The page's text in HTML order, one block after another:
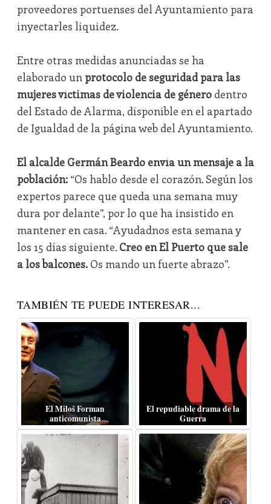
proveedores portuenses del Ayuntamiento para
inyectarles liquidez.
Entre otras medidas anunciadas se ha
elaborado un protocolo de seguridad para las
mujeres víctimas de violencia de génerodentro
del Estado de Alarma, disponible en el apartado
de Igualdad de la página web del Ayuntamiento.
El alcalde Germán Beardo envía un mensaje a la
población:“Os hablo desde el corazón. Según los
expertos parece que queda una semana muy
dura por delante”, por lo que ha insistido en
mantener en casa. “Ayudadnos esta semana y
los 15 días siguiente. Creo en El Puerto que sale
a los balcones.Os mando un fuerte abrazo”.
TAMBIÉN TE PUEDE INTERESAR...
El Miloš Forman
anticomunista
El repudiable drama de la
Guerra